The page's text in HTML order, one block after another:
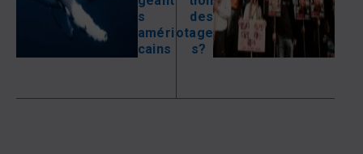
s
améri
cains
des
otage
s?